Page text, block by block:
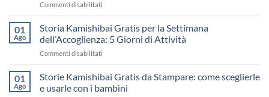
Commenti disabilitati
Kamishibai
sull’Accoglienza:
il
“fare
01
Ago
Storia Kamishibai Gratis per la Settimana
dell’Accoglienza: 5 Giorni di Attività
Commenti disabilitati
Kamishibai
per
01
Ago
Storie Kamishibai Gratis da Stampare: come sceglierle
e usarle con i bambini